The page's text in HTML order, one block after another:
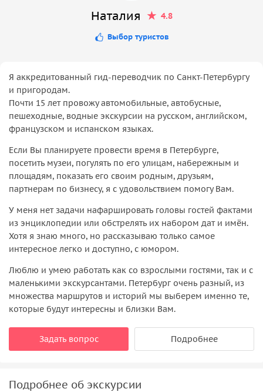
Наталия 4.8
Выбор туристов
Я аккредитованный гид-переводчик по Санкт-Петербургу
и пригородам.
Почти 15 лет провожу автомобильные, автобусные,
пешеходные, водные экскурсии на русском, английском,
французском и испанском языках.
Если Вы планируете провести время в Петербурге,
посетить музеи, погулять по его улицам, набережным и
площадям, показать его своим родным, друзьям,
партнерам по бизнесу, я с удовольствием помогу Вам.
У меня нет задачи нафаршировать головы гостей фактами
из энциклопедии или обстрелять их набором дат и имён.
Хотя я знаю много, но рассказываю только самое
интересное легко и доступно, с юмором.
Люблю и умею работать как со взрослыми гостями, так и с
маленькими экскурсантами. Петербург очень разный, из
множества маршрутов и историй мы выберем именно те,
которые будут интересны и близки Вам.
Задать вопрос Подробнее
Подробнее об экскурсии